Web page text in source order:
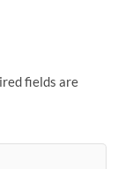
fields are